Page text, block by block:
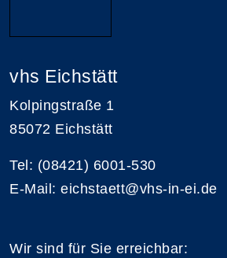
vhs Eichstätt
Kolpingstraße 1
85072 Eichstätt
Tel: (08421) 6001-530
E-Mail: eichstaett@vhs-in-ei.de
Wir sind für Sie erreichbar: